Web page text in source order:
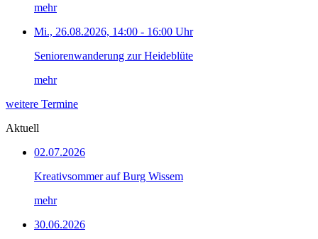
mehr
Mi., 26.08.2026, 14:00 - 16:00 Uhr
Seniorenwanderung zur Heideblüte
mehr
weitere Termine
Aktuell
02.07.2026
Kreativsommer auf Burg Wissem
mehr
30.06.2026